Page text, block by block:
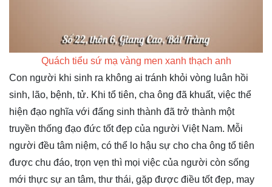
Quách tiểu sứ mạ vàng men xanh thạch anh
Con người khi sinh ra không ai tránh khỏi vòng luân hồi
sinh, lão, bệnh, tử. Khi tổ tiên, cha ông đã khuất, việc thể
hiện đạo nghĩa với đấng sinh thành đã trở thành một
truyền thống đạo đức tốt đẹp của người Việt Nam. Mỗi
người đều tâm niệm, có thể lo hậu sự cho cha ông tổ tiên
được chu đáo, trọn vẹn thì mọi việc của người còn sống
mới thực sự an tâm, thư thái, gặp được điều tốt đẹp, may